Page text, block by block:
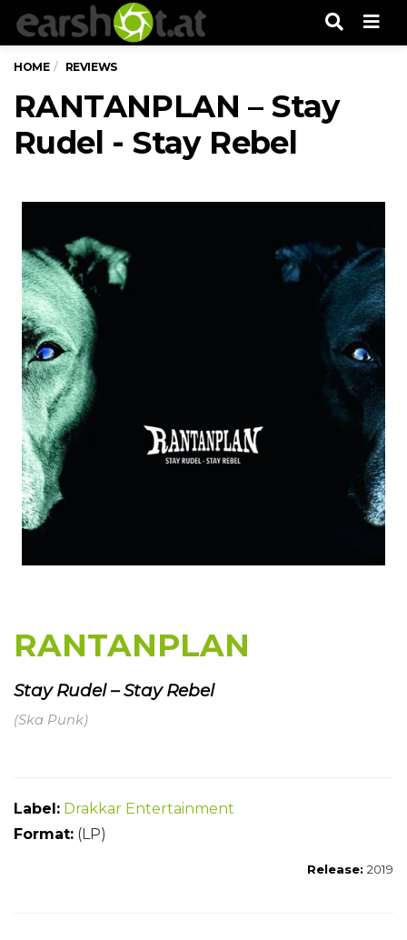
HOME REVIEWS
RANTANPLAN – Stay
Rudel - Stay Rebel
RANTANPLAN
Stay Rudel – Stay Rebel
(Ska Punk)
Label: Drakkar Entertainment
Format: (LP)
Release: 2019